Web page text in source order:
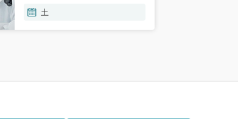
内科、消化器内科、内分
土